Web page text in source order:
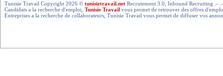
Tunisie Travail Copyright 2026 ©tunisietravail.net Recrutement 3.0, Inbound Recruiting .-
Candidats a la recherche d'emploi,Tunisie Travail vous permet de retrouver des offres
Entreprises a la recherche de collaborateurs, Tunisie Travail vous permet de diffuser vos